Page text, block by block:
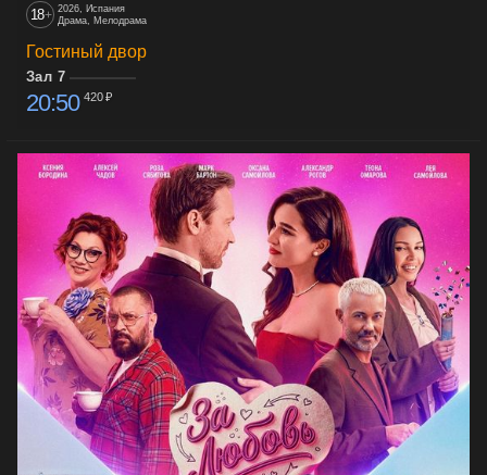
18+ 2026, Испания
Драма, Мелодрама
Гостиный двор
Зал 7
20:50 420 ₽